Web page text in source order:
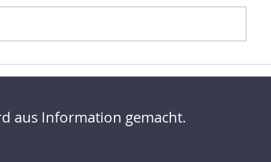
aus Information gemacht.